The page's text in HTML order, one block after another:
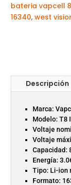
bateria vapcell
16340,west
Descripción
Marca:
Modelo: T8
Voltaje
Voltaje
Capacidad:
Energía:
Tipo: Li-ion
Formato: